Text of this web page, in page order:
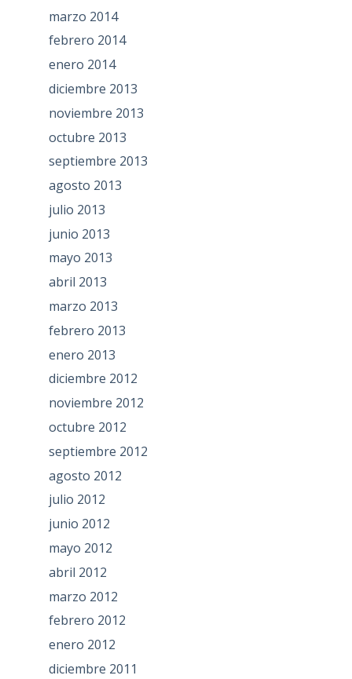
marzo 2014
febrero 2014
enero 2014
diciembre 2013
noviembre 2013
octubre 2013
septiembre 2013
agosto 2013
julio 2013
junio 2013
mayo 2013
abril 2013
marzo 2013
febrero 2013
enero 2013
diciembre 2012
noviembre 2012
octubre 2012
septiembre 2012
agosto 2012
julio 2012
junio 2012
mayo 2012
abril 2012
marzo 2012
febrero 2012
enero 2012
diciembre 2011